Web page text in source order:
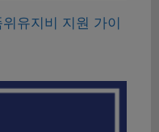
유지비 지원 가이